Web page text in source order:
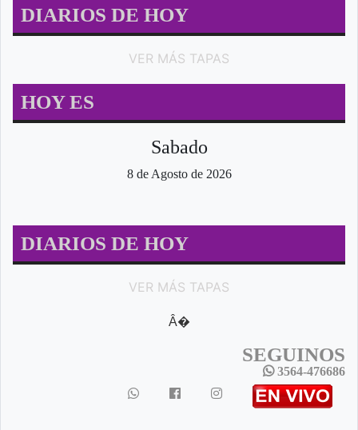
DIARIOS DE HOY
VER MÁS TAPAS
HOY ES
Sabado
8 de Agosto de 2026
DIARIOS DE HOY
VER MÁS TAPAS
Â�
SEGUINOS
3564-476686